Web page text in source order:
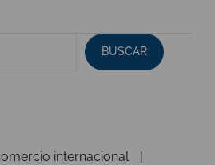
BUSCAR
internacional